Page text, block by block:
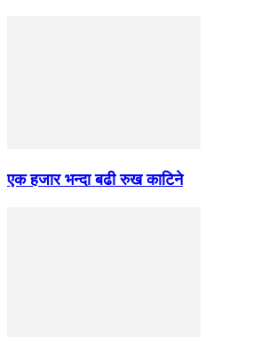
एक हजार भन्दा बढी रुख काटिने